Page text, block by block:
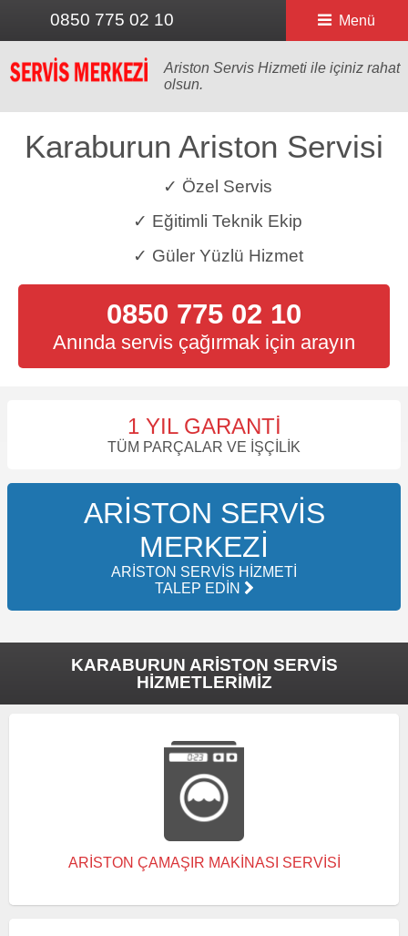
0850 775 02 10 Menü
Ariston Servis Hizmeti ile içiniz rahat
olsun.
Karaburun Ariston Servisi
✓ Özel Servis
✓ Eğitimli Teknik Ekip
✓ Güler Yüzlü Hizmet
0850 775 02 10
Anında servis çağırmak için arayın
1 YIL GARANTI
TÜM PARÇALAR VE İŞÇILIK
ARISTON SERVIS
MERKEZI
ARISTON SERVIS HIZMETI
TALEP EDIN
KARABURUN ARISTON SERVIS
HIZMETLERIMIZ
ARISTON ÇAMAŞIR MAKINASI SERVISI